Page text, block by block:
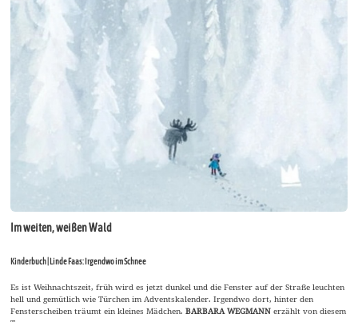
Im weiten, weißen Wald
Kinderbuch | Linde Faas: Irgendwo im Schnee
Es ist Weihnachtszeit, früh wird es jetzt dunkel und die Fenster auf der Straße leuchten
hell und gemütlich wie Türchen im Adventskalender. Irgendwo dort, hinter den
Fensterscheiben träumt ein kleines Mädchen.BARBARA WEGMANNerzählt von diesem